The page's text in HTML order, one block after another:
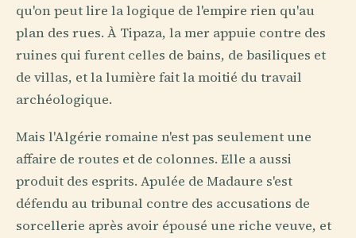
qu'on peut lire la logique de l'empire rien qu'au
plan des rues. À Tipaza, la mer appuie contre des
ruines qui furent celles de bains, de basiliques et
de villas, et la lumière fait la moitié du travail
archéologique.
Mais l'Algérie romaine n'est pas seulement une
affaire de routes et de colonnes. Elle a aussi
produit des esprits. Apulée de Madaure s'est
défendu au tribunal contre des accusations de
sorcellerie après avoir épousé une riche veuve, et